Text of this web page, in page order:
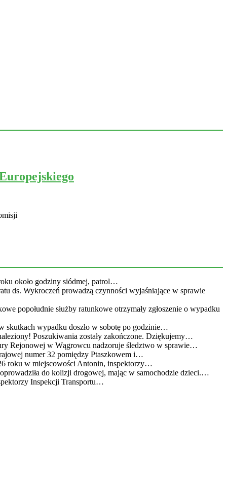
około godziny siódmej, patrol…
ds. Wykroczeń prowadzą czynności wyjaśniające w sprawie
popołudnie służby ratunkowe otrzymały zgłoszenie o wypadku
skutkach wypadku doszło w sobotę po godzinie…
Poszukiwania zostały zakończone. Dziękujemy…
Rejonowej w Wągrowcu nadzoruje śledztwo w sprawie…
numer 32 pomiędzy Ptaszkowem i…
roku w miejscowości Antonin, inspektorzy…
do kolizji drogowej, mając w samochodzie dzieci.…
Inspekcji Transportu…